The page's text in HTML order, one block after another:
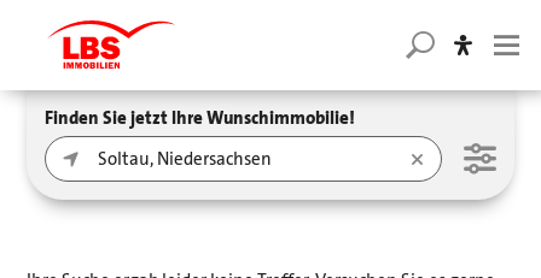
Finden Sie jetzt Ihre Wunschimmobilie!